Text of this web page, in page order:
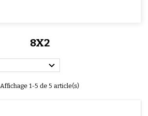
8X2

Affichage 1-5 de 5 article(s)